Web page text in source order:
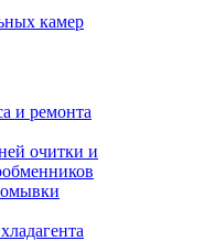
камер
и ремонта
очитки и